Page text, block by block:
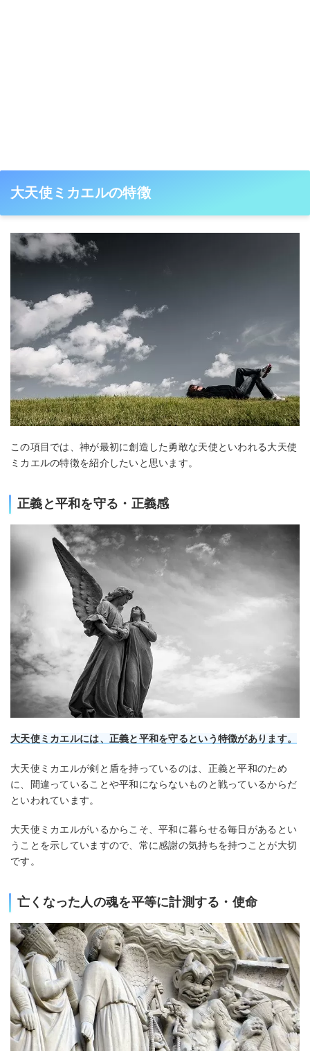
大天使ミカエルの特徴
この項目では、神が最初に創造した勇敢な天使といわれる大天使
ミカエルの特徴を紹介したいと思います。
正義と平和を守る・正義感
大天使ミカエルには、正義と平和を守るという特徴があります。
大天使ミカエルが剣と盾を持っているのは、正義と平和のため
に、間違っていることや平和にならないものと戦っているからだ
といわれています。
大天使ミカエルがいるからこそ、平和に暮らせる毎日があるとい
うことを示していますので、常に感謝の気持ちを持つことが大切
です。
亡くなった人の魂を平等に計測する・使命